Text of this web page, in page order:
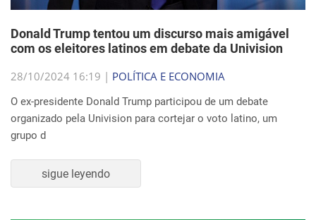
Donald Trump tentou um discurso mais amigável
com os eleitores latinos em debate da Univision
28/10/2024 16:19 | POLÍTICA E ECONOMIA
O ex-presidente Donald Trump participou de um debate
organizado pela Univision para cortejar o voto latino, um
grupo d
sigue leyendo